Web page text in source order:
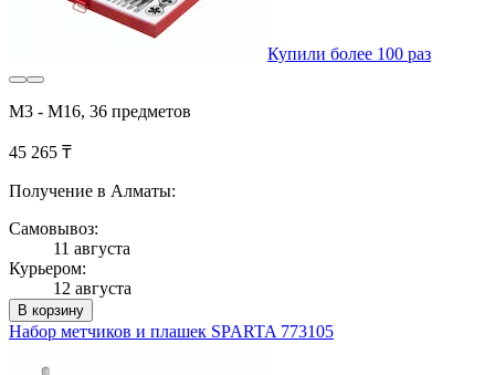
Купили более 100 раз
М3 - М16, 36 предметов
45 265 ₸
Получение в Алматы:
Самовывоз:
11 августа
Курьером:
12 августа
В корзину
Набор метчиков и плашек SPARTA 773105